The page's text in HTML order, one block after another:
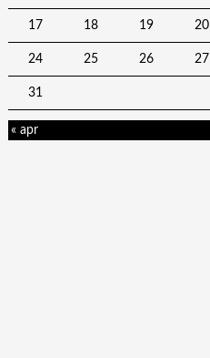
17 18 19 20
24 25 26 27
31
« apr